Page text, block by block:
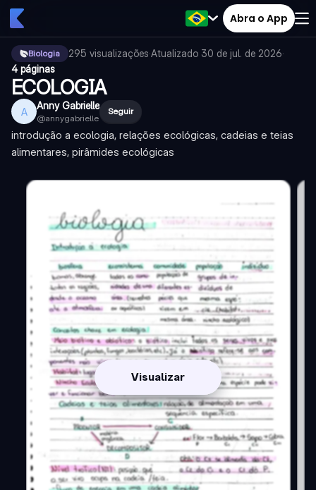
Abra o App
Biologia 295 visualizações·Atualizado 30 de jul. de 2026·
4 páginas
ECOLOGIA
A Anny Gabrielle
@annygabrielle
Seguir
introdução a ecologia, relações ecológicas, cadeias e teias
alimentares, pirâmides ecológicas
Visualizar